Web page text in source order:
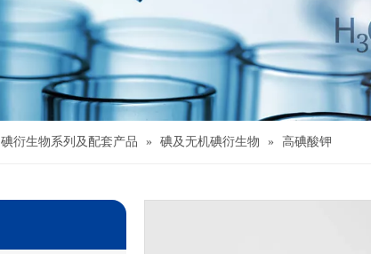
碘衍生物系列及配套产品 » 碘及无机碘衍生物 » 高碘酸钾